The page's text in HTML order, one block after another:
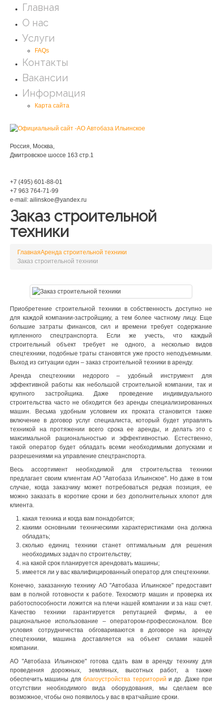
Главная
О нас
Услуги
FAQs
Контакты
Вакансии
Информация
Карта сайта
Россия, Москва,
Дмитровское шоссе 163 стр.1
+7 (495) 601-88-01
+7 963 764-71-99
e-mail: ailinskoe@yandex.ru
Заказ строительной
техники
ГлавнаяАренда строительной техники
Заказ строительной техники
Приобретение строительной техники в собственность доступно не
для каждой компании-застройщику, а тем более частному лицу. Еще
большие затраты финансов, сил и времени требует содержание
купленного спецтранспорта. Если же учесть, что каждый
строительный объект требует не одного, а несколько видов
спецтехники, подобные траты становятся уже просто неподъемными.
Выход из ситуации один – заказ строительной техники в аренду.
Аренда спецтехники недорого – удобный инструмент для
эффективной работы как небольшой строительной компании, так и
крупного застройщика. Даже проведение индивидуального
строительства часто не обходится без аренды специализированных
машин. Весьма удобным условием их проката становится также
включение в договор услуг специалиста, который будет управлять
техникой на протяжении всего срока ее аренды, и делать это с
максимальной рациональностью и эффективностью. Естественно,
такой оператор будет обладать всеми необходимыми допусками и
разрешениями на управление спецтранспорта.
Весь ассортимент необходимой для строительства техники
предлагает своим клиентам АО "Автобаза Ильинское". Но даже в том
случае, когда заказчику может потребоваться редкая позиция, ее
можно заказать в короткие сроки и без дополнительных хлопот для
клиента.
какая техника и когда вам понадобится;
какими основными техническими характеристиками она должна
обладать;
сколько единиц техники станет оптимальным для решения
необходимых задач по строительству;
на какой срок планируется арендовать машины;
имеется ли у вас квалифицированный оператор для спецтехники.
Конечно, заказанную технику АО "Автобаза Ильинское" предоставит
вам в полной готовности к работе. Техосмотр машин и проверка их
работоспособности ложится на плечи нашей компании и за наш счет.
Качество техники гарантируется репутацией фирмы, а ее
рациональное использование – оператором-профессионалом. Все
условия сотрудничества обговариваются в договоре на аренду
спецтехники, машина доставляется на объект силами нашей
компании.
АО "Автобаза Ильинское" готова сдать вам в аренду технику для
проведения дорожных, земляных, высотных работ, а также
обеспечить машины дляблагоустройства территорий и др. Даже при
отсутствии необходимого вида оборудования, мы сделаем все
возможное, чтобы оно появилось у вас в кратчайшие сроки.